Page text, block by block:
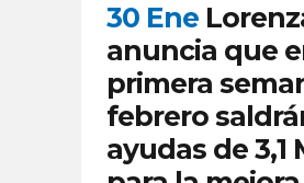
30 Ene
anuncia que
primera
febrero
ayudas de 3,1